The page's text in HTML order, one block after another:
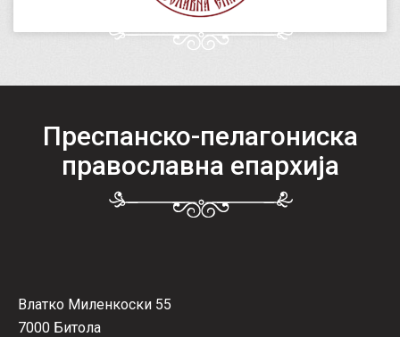
Преспанско-пелагониска
православна епархија
Влатко Миленкоски 55
7000 Битола